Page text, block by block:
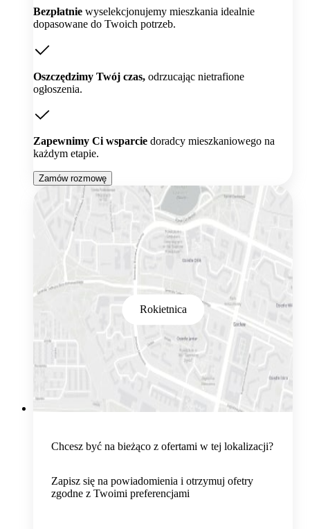
Bezpłatnie wyselekcjonujemy mieszkania idealnie
dopasowane do Twoich potrzeb.
Oszczędzimy Twój czas, odrzucając nietrafione
ogłoszenia.
Zapewnimy Ci wsparcie doradcy mieszkaniowego na
każdym etapie.
Zamów rozmowę
Rokietnica
Chcesz być na bieżąco z ofertami w tej lokalizacji?
Zapisz się na powiadomienia i otrzymuj ofetry
zgodne z Twoimi preferencjami